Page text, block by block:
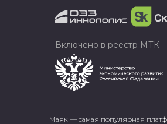
Маяк — самая популярная
Включено в реестр МТК